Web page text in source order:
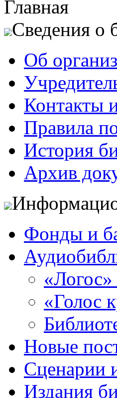
Главная
Сведения о
Об
Контакты
Правила
История
Архив
Фонды и
«Голос
Новые
Сценарии
Издания